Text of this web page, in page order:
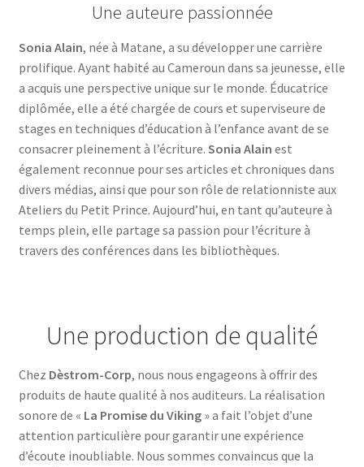
Une auteure passionnée
Sonia Alain, née à Matane, a su développer une carrière
prolifique. Ayant habité au Cameroun dans sa jeunesse, elle
a acquis une perspective unique sur le monde. Éducatrice
diplômée, elle a été chargée de cours et superviseure de
stages en techniques d’éducation à l’enfance avant de se
consacrer pleinement à l’écriture. Sonia Alain est
également reconnue pour ses articles et chroniques dans
divers médias, ainsi que pour son rôle de relationniste aux
Ateliers du Petit Prince. Aujourd’hui, en tant qu’auteure à
temps plein, elle partage sa passion pour l’écriture à
travers des conférences dans les bibliothèques.
Une production de qualité
Chez Dèstrom-Corp, nous nous engageons à offrir des
produits de haute qualité à nos auditeurs. La réalisation
sonore de « La Promise du Viking» a fait l’objet d’une
attention particulière pour garantir une expérience
d’écoute inoubliable. Nous sommes convaincus que la